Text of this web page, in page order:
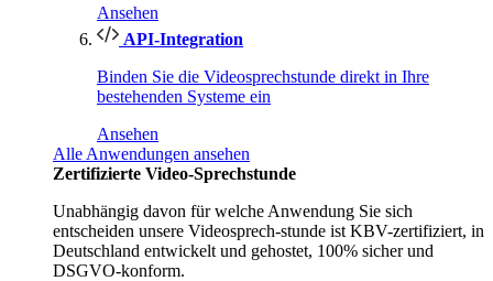
Ansehen
API-Integration
Binden Sie die Videosprechstunde direkt in Ihre
bestehenden Systeme ein
Ansehen
Alle Anwendungen ansehen
Zertifizierte Video-Sprechstunde
Unabhängig davon für welche Anwendung Sie sich
entscheiden unsere Videosprech-stunde ist KBV-zertifiziert, in
Deutschland entwickelt und gehostet, 100% sicher und
DSGVO-konform.